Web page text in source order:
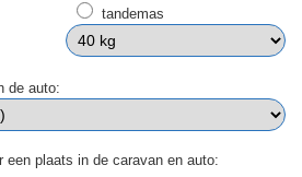
tandemas
de auto:
een plaats in de caravan en auto: